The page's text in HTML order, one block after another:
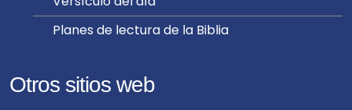
Planes de lectura de la Biblia
Otros sitios web